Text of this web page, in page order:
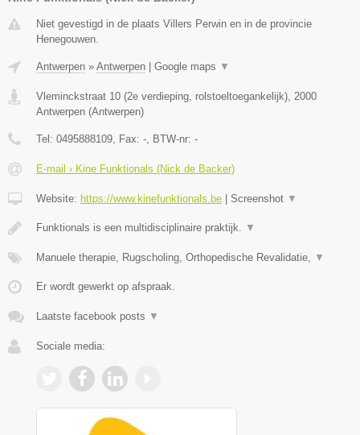
Niet gevestigd in de plaats Villers Perwin en in de provincie
Henegouwen.
Antwerpen » Antwerpen Google maps ▼
Vleminckstraat 10 (2e verdieping, rolstoeltoegankelijk), 2000
Antwerpen (Antwerpen)
Tel: 0495888109, Fax: -, BTW-nr: -
E-mail › Kine Funktionals (Nick de Backer)
Website: https://www.kinefunktionals.be Screenshot ▼
Funktionals is een multidisciplinaire praktijk. ▼
Manuele therapie, Rugscholing, Orthopedische Revalidatie, ▼
Er wordt gewerkt op afspraak.
Laatste facebook posts ▼
Sociale media: